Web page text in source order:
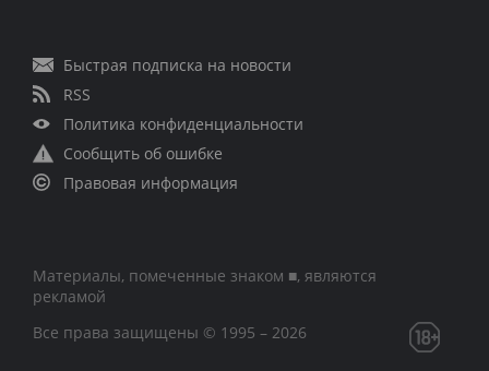
Быстрая подписка на новости
RSS
Политика конфиденциальности
Сообщить об ошибке
Правовая информация
Материалы, помеченные знаком ■, являются
рекламой
Все права защищены © 1995 – 2026